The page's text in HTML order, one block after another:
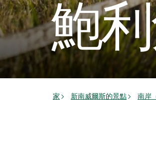
鮑
家 新南威爾斯的景點 南岸